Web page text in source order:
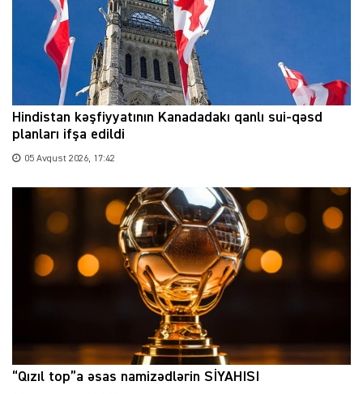
Hindistan kəşfiyyatının Kanadadakı qanlı sui-qəsd
planları ifşa edildi
05 Avqust 2026, 17:42
“Qızıl top”a əsas namizədlərin SİYAHISI